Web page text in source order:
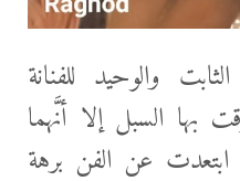
والوحيد للفنانة
بها السبل إلا أنَّهما
ابتعدت عن الفن برهة